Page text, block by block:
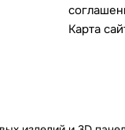
Карта